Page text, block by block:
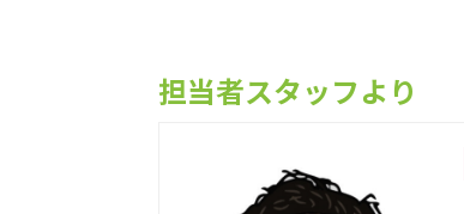
担当者スタッフより